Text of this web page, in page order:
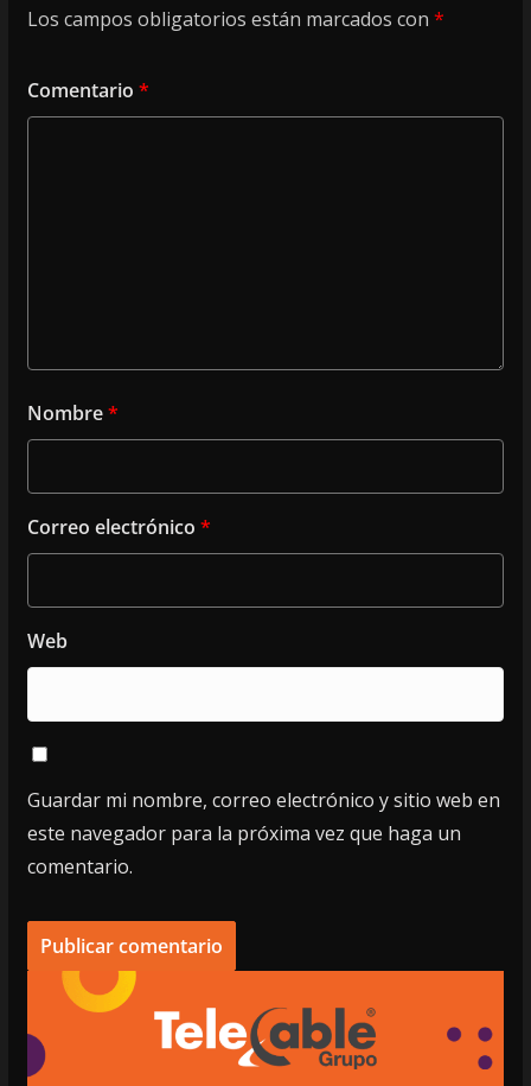
Los campos obligatorios están marcados con *
Comentario *
Nombre*
Correo electrónico *
Web
Guardar mi nombre, correo electrónico y sitio web en
este navegador para la próxima vez que haga un
comentario.